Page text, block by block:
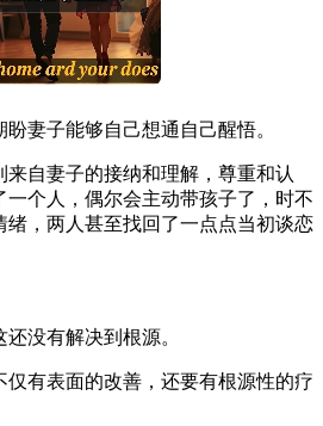
妻子能够自己想通自己醒悟。
自妻子的接纳和理解，尊重和认
一个人，偶尔会主动带孩子了，时不
绪，两人甚至找回了一点点当初谈恋
没有解决到根源。
有表面的改善，还要有根源性的疗